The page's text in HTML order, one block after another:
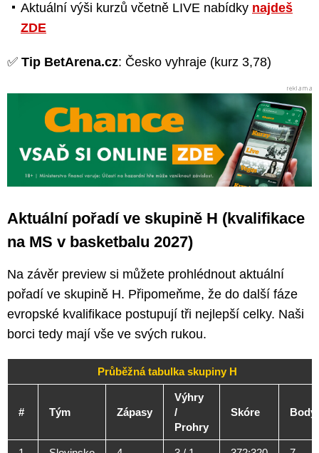
Aktuální výši kurzů včetně LIVE nabídky najdeš
ZDE
✅ Tip BetArena.cz: Česko vyhraje (kurz 3,78)
Aktuální pořadí ve skupině H (kvalifikace
na MS v basketbalu 2027)
Na závěr preview si můžete prohlédnout aktuální
pořadí ve skupině H. Připomeňme, že do další fáze
evropské kvalifikace postupují tři nejlepší celky. Naši
borci tedy mají vše ve svých rukou.
Průběžná tabulka skupiny H
# Tým Zápasy
Výhry
/
Prohry
Skóre Body